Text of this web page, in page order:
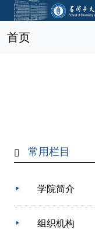
首页
常用栏目
学院简介
组织机构